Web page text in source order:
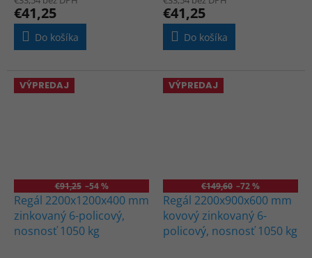
€41,25
Do košíka
€41,25
Do košíka
VÝPREDAJ
€91,25 –54 %
Regál 2200x1200x400 mm
zinkovaný 6-policový,
nosnosť 1050 kg
VÝPREDAJ
€149,60 –72 %
Regál 2200x900x600 mm
kovový zinkovaný 6-
policový, nosnosť 1050 kg